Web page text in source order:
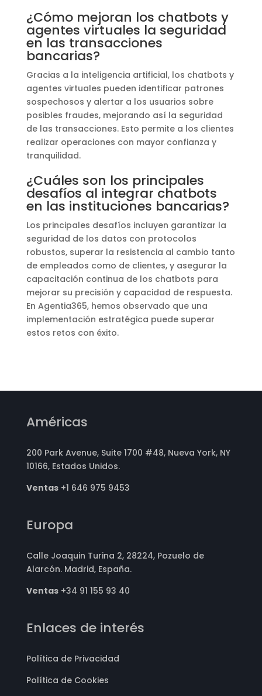
¿Cómo mejoran los chatbots y
agentes virtuales la seguridad
en las transacciones
bancarias?
Gracias a la inteligencia artificial, los chatbots y
agentes virtuales pueden identificar patrones
sospechosos y alertar a los usuarios sobre
posibles fraudes, mejorando así la seguridad
de las transacciones. Esto permite a los clientes
realizar operaciones con mayor confianza y
tranquilidad.
¿Cuáles son los principales
desafíos al integrar chatbots
en las instituciones bancarias?
Los principales desafíos incluyen garantizar la
seguridad de los datos con protocolos
robustos, superar la resistencia al cambio tanto
de empleados como de clientes, y asegurar la
capacitación continua de los chatbots para
mejorar su precisión y capacidad de respuesta.
En Agentia365, hemos observado que una
implementación estratégica puede superar
estos retos con éxito.
Américas
200 Park Avenue, Suite 1700 #48, Nueva York, NY
10166, Estados Unidos.
Ventas+1 646 975 9453
Europa
Calle Joaquin Turina 2, 28224, Pozuelo de
Alarcón. Madrid, España.
Ventas+34 91 155 93 40
Enlaces de interés
Política de Privacidad
Política de Cookies